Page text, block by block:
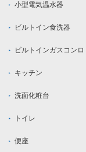
小型電気温水器
ビルトイン食洗器
ビルトインガスコンロ
キッチン
洗面化粧台
トイレ
便座